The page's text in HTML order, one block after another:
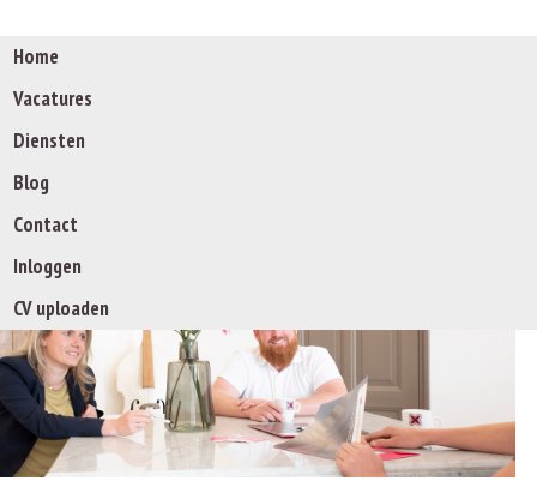
Home
Vacatures
Diensten
Blog
Contact
Inloggen
CV uploaden